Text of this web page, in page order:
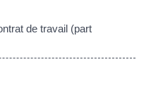
de travail (part